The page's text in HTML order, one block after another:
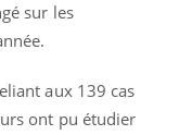
sur les
aux 139 cas
ont pu étudier